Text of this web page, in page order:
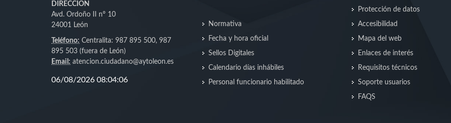
DIRECCION
Avd. Ordoño II nº 10
24001 León
Teléfono: Centralita: 987 895 500, 987
895 503 (fuera de León)
Email: atencion.ciudadano@aytoleon.es
Normativa
Fecha y hora oficial
Sellos Digitales
Calendario días inhábiles
Personal funcionario habilitado
Protección de datos
Accesibilidad
Mapa del web
Enlaces de interés
Requisitos técnicos
Soporte usuarios
FAQS